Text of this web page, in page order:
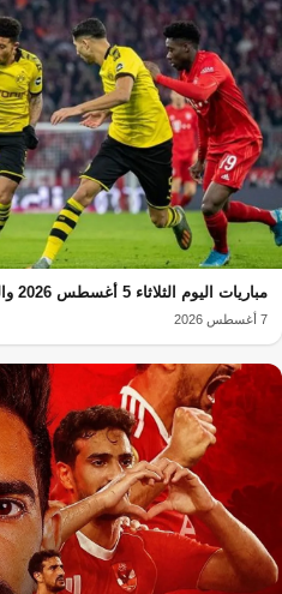
مباريات اليوم الثلاثاء 5 أغسطس 2026 والقنوات الناقلة
7 أغسطس 2026